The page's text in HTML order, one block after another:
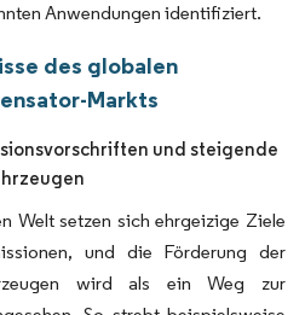
Anwendungen identifiziert.
des globalen
Markts
und steigende
Welt setzen sich ehrgeizige Ziele
und die Förderung der
wird als ein Weg zur